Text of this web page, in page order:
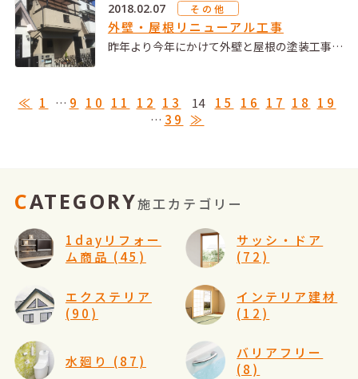
2018.02.07 その他
外壁・屋根リニューアル工事
昨年より今年にかけて外壁と屋根の塗装工事…
≪ 1 … 9 10 11 12 13 14 15 16 17 18
19
… 39 ≫
CATEGORY施工カテゴリー
1dayリフォー
ム商品 (45)
サッシ・ドア
(72)
エクステリア
(90)
インテリア建材
(12)
水廻り (87)
バリアフリー
(8)